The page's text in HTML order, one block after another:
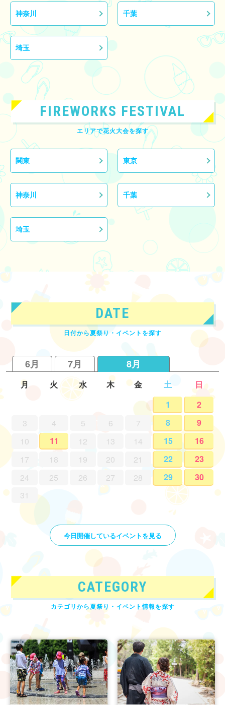
神奈川 千葉
埼玉
FIREWORKS FESTIVAL
エリアで花火大会を探す
関東 東京
神奈川 千葉
埼玉
DATE
日付から夏祭り・イベントを探す
6月 7月 8月
月 火 水 木 金 土
日
1
2
3
4 5 6 7 8
9
10
11 12 13 14 15
16
17
18 19 20 21 22
23
24
25 26 27 28 29
30
31
今日開催しているイベントを見る
CATEGORY
カテゴリから夏祭り・イベント情報を探す